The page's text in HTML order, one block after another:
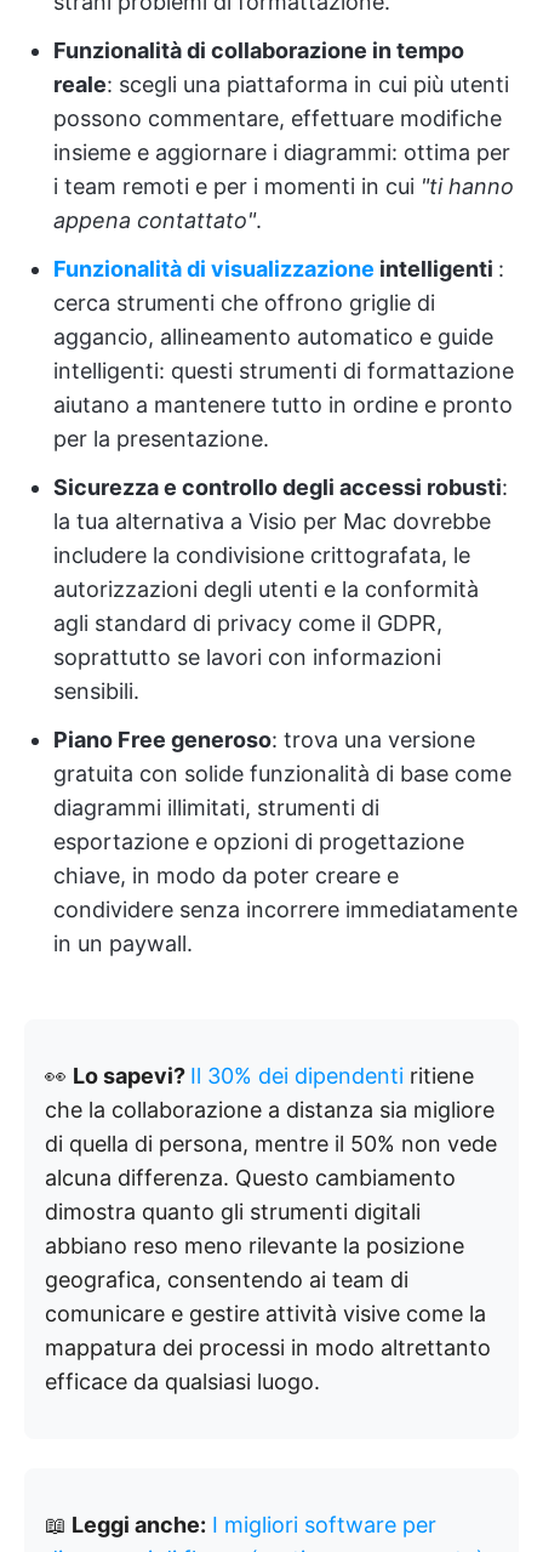
Funzionalità di collaborazione in tempo
reale: scegli una piattaforma in cui più utenti
possono commentare, effettuare modifiche
insieme e aggiornare i diagrammi: ottima per
i team remoti e per i momenti in cui "ti hanno
appena contattato".
Funzionalità di visualizzazione intelligenti :
cerca strumenti che offrono griglie di
aggancio, allineamento automatico e guide
intelligenti: questi strumenti di formattazione
aiutano a mantenere tutto in ordine e pronto
per la presentazione.
Sicurezza e controllo degli accessi robusti:
la tua alternativa a Visio per Mac dovrebbe
includere la condivisione crittografata, le
autorizzazioni degli utenti e la conformità
agli standard di privacy come il GDPR,
soprattutto se lavori con informazioni
sensibili.
Piano Free generoso: trova una versione
gratuita con solide funzionalità di base come
diagrammi illimitati, strumenti di
esportazione e opzioni di progettazione
chiave, in modo da poter creare e
condividere senza incorrere immediatamente
in un paywall.
👀 Lo sapevi? Il 30% dei dipendenti ritiene
che la collaborazione a distanza sia migliore
di quella di persona, mentre il 50% non vede
alcuna differenza. Questo cambiamento
dimostra quanto gli strumenti digitali
abbiano reso meno rilevante la posizione
geografica, consentendo ai team di
comunicare e gestire attività visive come la
mappatura dei processi in modo altrettanto
efficace da qualsiasi luogo.
📖 Leggi anche: I migliori software per